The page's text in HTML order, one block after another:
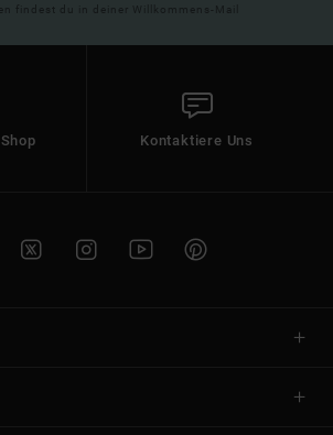
findest du in deiner Willkommens-Mail
Kontaktiere Uns